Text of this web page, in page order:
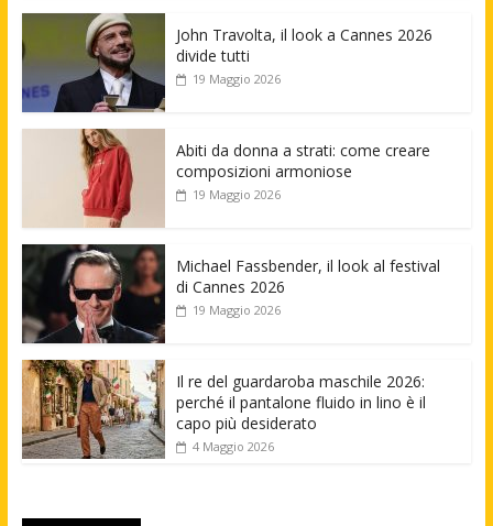
John Travolta, il look a Cannes 2026
divide tutti
19 Maggio 2026
Abiti da donna a strati: come creare
composizioni armoniose
19 Maggio 2026
Michael Fassbender, il look al festival
di Cannes 2026
19 Maggio 2026
Il re del guardaroba maschile 2026:
perché il pantalone fluido in lino è il
capo più desiderato
4 Maggio 2026